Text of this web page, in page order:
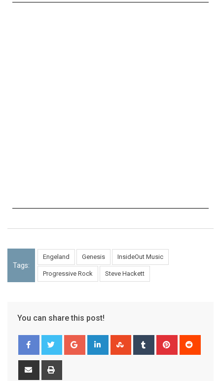
Tags:
Engeland Genesis InsideOut Music
Progressive Rock Steve Hackett
You can share this post!